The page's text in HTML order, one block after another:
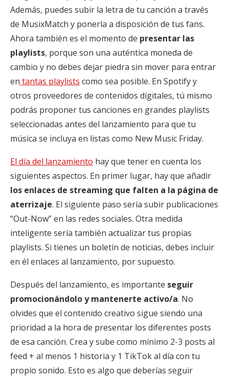
Además, puedes subir la letra de tu canción a través
de MusixMatch y ponerla a disposición de tus fans.
Ahora también es el momento de presentar las
playlists, porque son una auténtica moneda de
cambio y no debes dejar piedra sin mover para entrar
en tantas playlists como sea posible. En Spotify y
otros proveedores de contenidos digitales, tú mismo
podrás proponer tus canciones en grandes playlists
seleccionadas antes del lanzamiento para que tu
música se incluya en listas como New Music Friday.
El día del lanzamiento hay que tener en cuenta los
siguientes aspectos. En primer lugar, hay que añadir
los enlaces de streaming que falten a la página de
aterrizaje. El siguiente paso sería subir publicaciones
“Out-Now” en las redes sociales. Otra medida
inteligente sería también actualizar tus propias
playlists. Si tienes un boletín de noticias, debes incluir
en él enlaces al lanzamiento, por supuesto.
Después del lanzamiento, es importante seguir
promocionándolo y mantenerte activo/a. No
olvides que el contenido creativo sigue siendo una
prioridad a la hora de presentar los diferentes posts
de esa canción. Crea y sube como mínimo 2-3 posts al
feed + al menos 1 historia y 1 TikTok al día con tu
propio sonido. Esto es algo que deberías seguir